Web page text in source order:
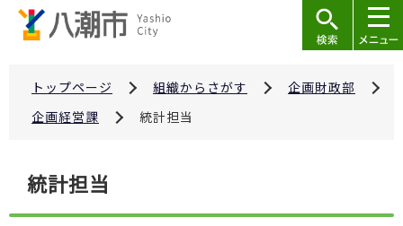
トップページ 組織からさがす
企画財政部
企画経営課
統計担当
こ
統計担当